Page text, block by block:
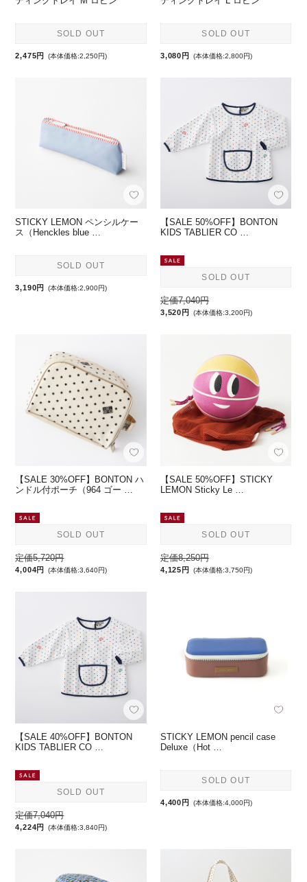
SOLD OUT
2,475円 (本体価格:2,250円)
SOLD OUT
3,080円 (本体価格:2,800円)
STICKY LEMON ペンシルケー
ス（Henckles blue …
SOLD OUT
3,190円 (本体価格:2,900円)
【SALE 50%OFF】BONTON
KIDS TABLIER CO …
SOLD OUT
定価7,040円
3,520円 (本体価格:3,200円)
【SALE 30%OFF】BONTON ハ
ンドル付ポーチ（964 ゴー …
SOLD OUT
定価5,720円
4,004円 (本体価格:3,640円)
【SALE 50%OFF】STICKY
LEMON Sticky Le …
SOLD OUT
定価8,250円
4,125円 (本体価格:3,750円)
【SALE 40%OFF】BONTON
KIDS TABLIER CO …
SOLD OUT
定価7,040円
4,224円 (本体価格:3,840円)
STICKY LEMON pencil case
Deluxe（Hot …
SOLD OUT
4,400円 (本体価格:4,000円)